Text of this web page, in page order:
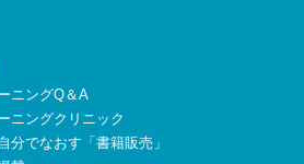
ニングQ＆A
ニングクリニック
分でなおす「書籍販売」